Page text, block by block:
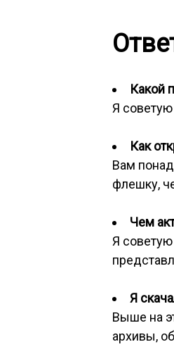
Какой
Я советую
Как
Вам
флешку,
Чем
Я
Я
Выше на
архивы,